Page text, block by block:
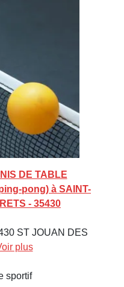
DE TABLE
pong) à SAINT-
- 35430
ST JOUAN DES
plus
sportif